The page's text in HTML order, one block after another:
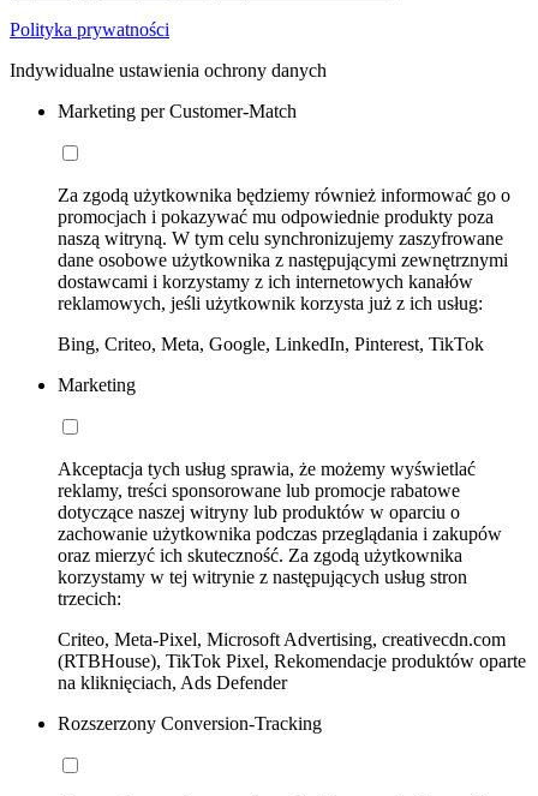
Polityka prywatności
Indywidualne ustawienia ochrony danych
Marketing per Customer-Match
Za zgodą użytkownika będziemy również informować go o
promocjach i pokazywać mu odpowiednie produkty poza
naszą witryną. W tym celu synchronizujemy zaszyfrowane
dane osobowe użytkownika z następującymi zewnętrznymi
dostawcami i korzystamy z ich internetowych kanałów
reklamowych, jeśli użytkownik korzysta już z ich usług:
Bing, Criteo, Meta, Google, LinkedIn, Pinterest, TikTok
Marketing
Akceptacja tych usług sprawia, że możemy wyświetlać
reklamy, treści sponsorowane lub promocje rabatowe
dotyczące naszej witryny lub produktów w oparciu o
zachowanie użytkownika podczas przeglądania i zakupów
oraz mierzyć ich skuteczność. Za zgodą użytkownika
korzystamy w tej witrynie z następujących usług stron
trzecich:
Criteo, Meta-Pixel, Microsoft Advertising, creativecdn.com
(RTBHouse), TikTok Pixel, Rekomendacje produktów oparte
na kliknięciach, Ads Defender
Rozszerzony Conversion-Tracking